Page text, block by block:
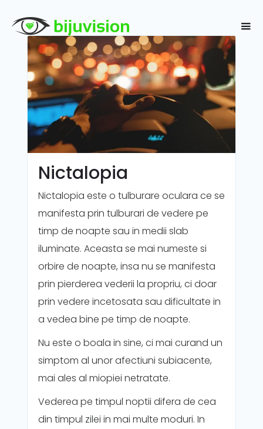
Nictalopia
Nictalopia este o tulburare oculara ce se
manifesta prin tulburari de vedere pe
timp de noapte sau in medii slab
iluminate. Aceasta se mai numeste si
orbire de noapte, insa nu se manifesta
prin pierderea vederii la propriu, ci doar
prin vedere incetosata sau dificultate in
a vedea bine pe timp de noapte.
Nu este o boala in sine, ci mai curand un
simptom al unor afectiuni subiacente,
mai ales al miopiei netratate.
Vederea pe timpul noptii difera de cea
din timpul zilei in mai multe moduri. In